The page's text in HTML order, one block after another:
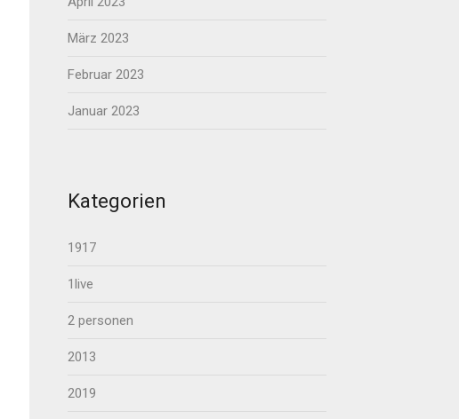
März 2023
Februar 2023
Januar 2023
Kategorien
1917
1live
2 personen
2013
2019